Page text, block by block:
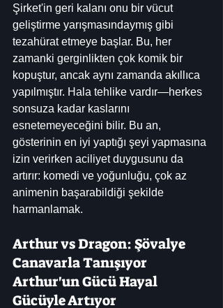
Şirket'in geri kalanı onu bir vücut
geliştirme yarışmasındaymış gibi
tezahürat etmeye başlar. Bu, her
zamanki gerginlikten çok komik bir
kopuştur, ancak aynı zamanda akıllıca
yapılmıştır. Hala tehlike vardır—herkes
sonsuza kadar kaslarını
esnetemeyeceğini bilir. Bu an,
gösterinin en iyi yaptığı şeyi yapmasına
izin verirken aciliyet duygusunu da
artırır: komedi ve yoğunluğu, çok az
animenin başarabildiği şekilde
harmanlamak.
Arthur vs Dragon: Şövalye
Canavarla Tanışıyor
Arthur'un Gücü Hayal
Gücüyle Artıyor